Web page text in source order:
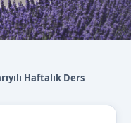
Haftalık Ders